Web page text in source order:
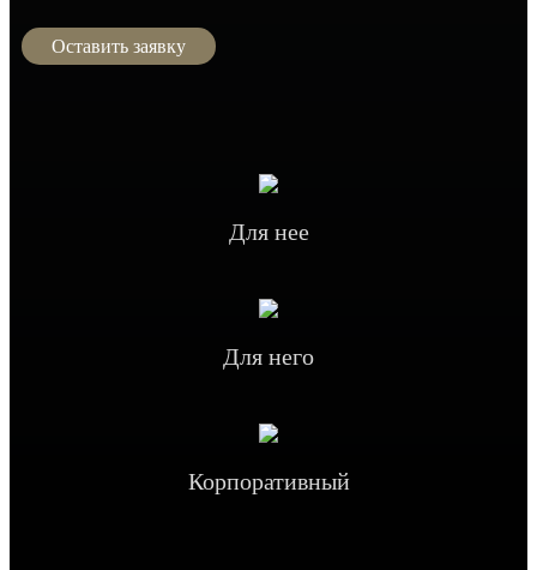
Оставить заявку
Для нее
Для него
Корпоративный